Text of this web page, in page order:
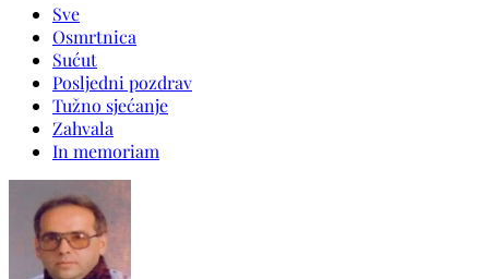
Sve
Osmrtnica
Sućut
Posljedni pozdrav
Tužno sjećanje
Zahvala
In memoriam